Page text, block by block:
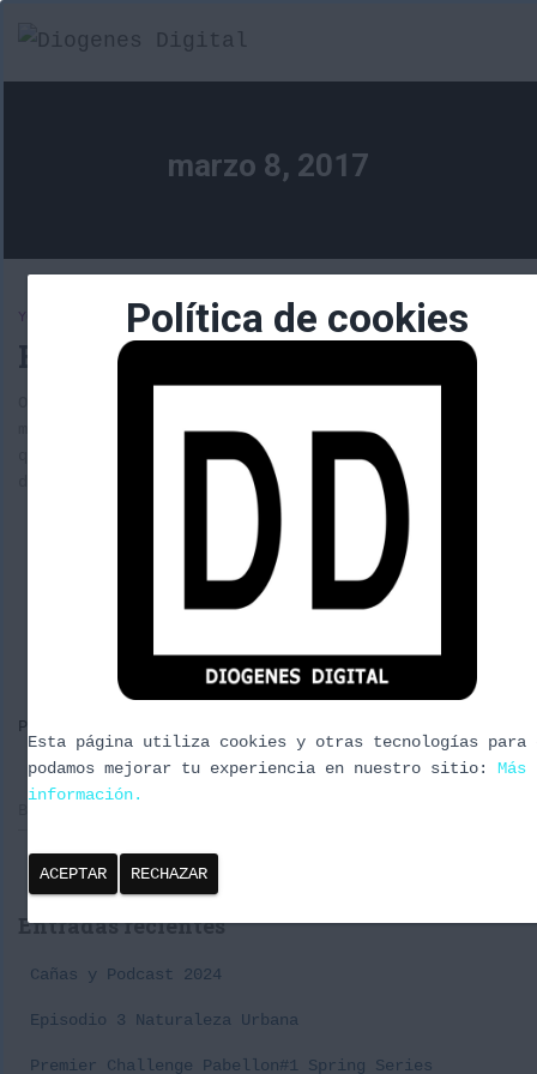
marzo 8, 2017
YOUTUBE
Emisiones en directo ¿oxigeno?
móvil. Una emisión en directo a youtube en este caso.
que investigar aún a ver si se puede personalizar
demás, ya que queda un poco soso así solo.
Por
r
Entradas recientes
Cañas y Podcast 2024
Episodio 3 Naturaleza Urbana
Premier Challenge Pabellon#1 Spring Series
Política de cookies
Esta página utiliza cookies y otras tecnologías para
podamos mejorar tu experiencia en nuestro sitio: Más
información.
ACEPTAR RECHAZAR